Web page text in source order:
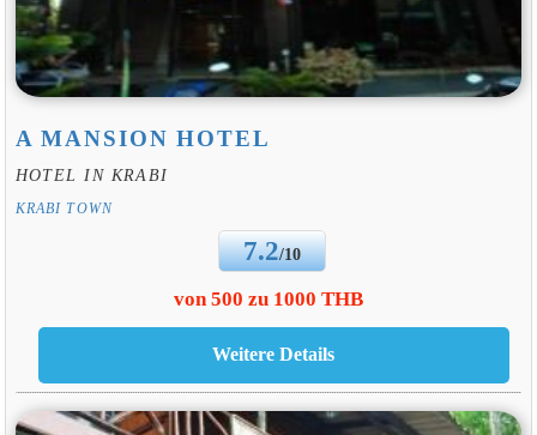
A MANSION HOTEL
HOTEL IN KRABI
KRABI TOWN
7.2/10
von 500 zu 1000 THB